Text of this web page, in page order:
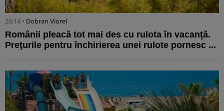
20:14 • Dobran Viorel
Românii pleacă tot mai des cu rulota în vacanţă.
Preţurile pentru închirierea unei rulote pornesc ...